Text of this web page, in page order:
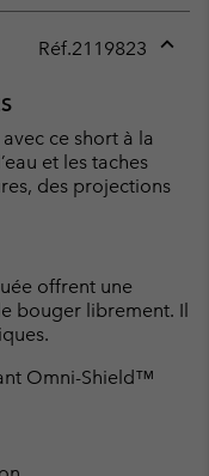
Réf.2119823
ce short à la
et les taches
des projections
offrent une
bouger librement. Il
Omni-Shield™